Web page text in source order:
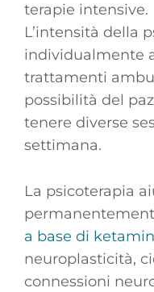
terapie intensive.
L’intensità della
individualmente
trattamenti
possibilità del
tenere diverse
settimana.
La psicoterapia
a base di
neuroplasticità,
connessioni